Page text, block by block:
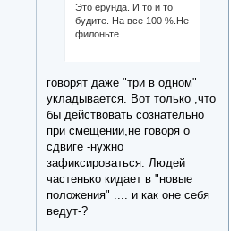
Это ерунда. И то и то
будите. На все 100 %.Не
филоньте.
говорят даже "три в одном"
укладывается. Вот только ,что
бы действовать сознательно
при смещении,не говоря о
сдвиге -нужно
зафиксироваться. Людей
частенько кидает в "новые
положения" .... и как оне себя
ведут-?